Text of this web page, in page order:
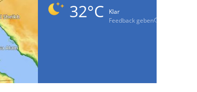
32°C
Klar
Feedback geben